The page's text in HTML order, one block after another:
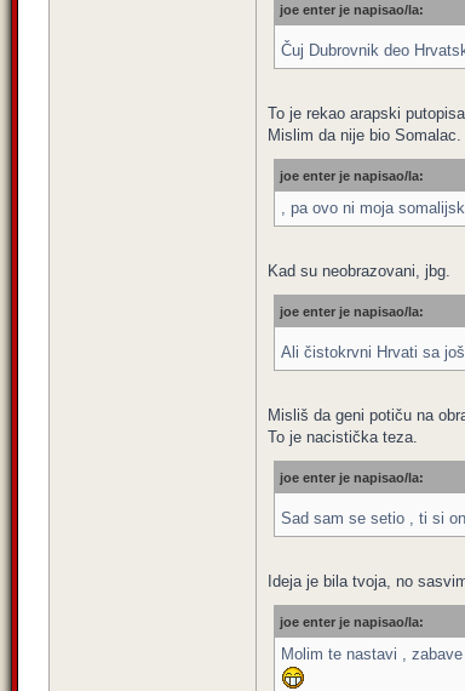
joe enter je napisao/la:
Čuj Dubrovnik deo
To je rekao arapski
Mislim da nije bio Somalac.
joe enter je napisao/la:
, pa ovo ni moja
Kad su neobrazovani, jbg.
joe enter je napisao/la:
Ali čistokrvni Hrvati sa
Misliš da geni potiču na
To je nacistička teza.
joe enter je napisao/la:
Sad sam se setio , ti si
Ideja je bila tvoja, no
joe enter je napisao/la:
Molim te nastavi ,